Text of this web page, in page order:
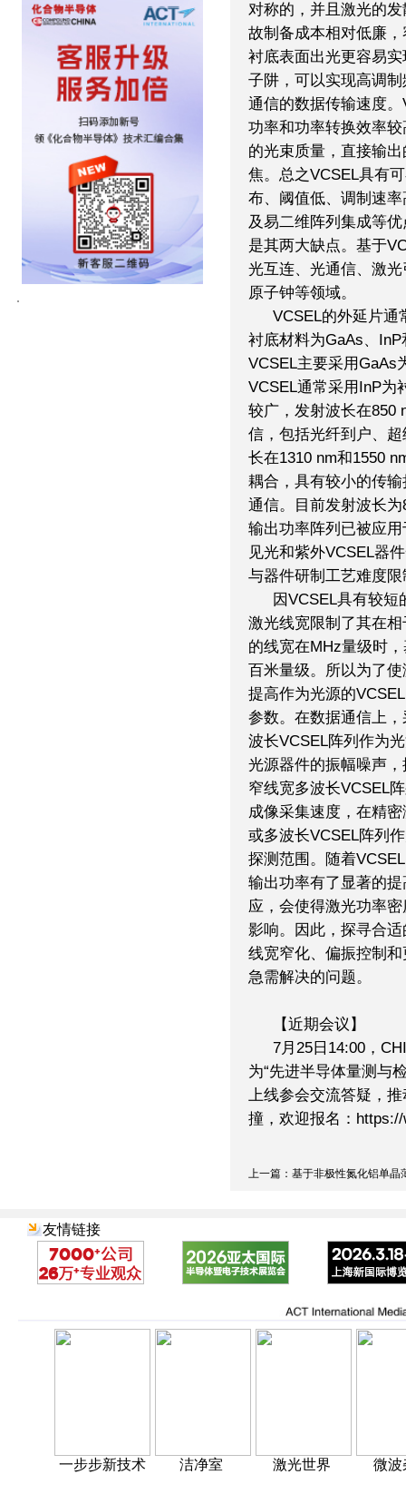
对称的，并且激光的
故制备成本相对低廉
衬底表面出光更容易
子阱，可以实现高调
通信的数据传输速度
功率和功率转换效率
的光束质量，直接输
焦。总之VCSEL具有
布、阈值低、调制速
及易二维阵列集成等
是其两大缺点。基于
光互连、光通信、激
原子钟等领域。
VCSEL的外延片通
衬底材料为GaAs、
VCSEL主要采用GaAs
VCSEL通常采用InP为
较广，发射波长在850
信，包括光纤到户、
长在1310 nm和1550
耦合，具有较小的传
通信。目前发射波长
输出功率阵列已被应
见光和紫外VCSEL器
与器件研制工艺难度
因VCSEL具有较
激光线宽限制了其在
的线宽在MHz量级时
百米量级。所以为了
提高作为光源的
参数。在数据通信上
波长VCSEL阵列作为
光源器件的振幅噪声
窄线宽多波长VCSEL
成像采集速度，在精
或多波长VCSEL阵列
探测范围。随着
输出功率有了显著的
应，会使得激光功率
影响。因此，探寻合
线宽窄化、偏振控制
急需解决的问题。
【近期会议】
7月25日14:00，
为“先进半导体量测与
上线参会交流答疑，
撞，欢迎报名：
上一篇：基于非极性氮化铝单晶
友情链接
一步步新技术 洁净室 激光世界 微波